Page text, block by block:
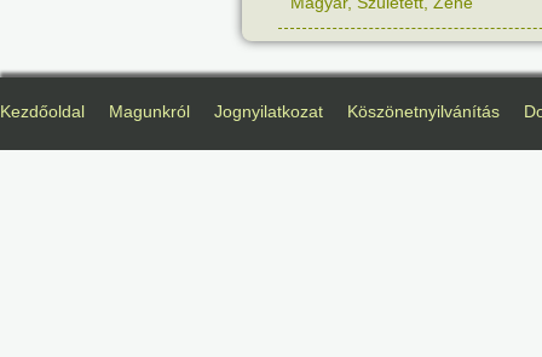
Kezdőoldal Magunkról Jognyilatkozat Köszönetnyilvánítás